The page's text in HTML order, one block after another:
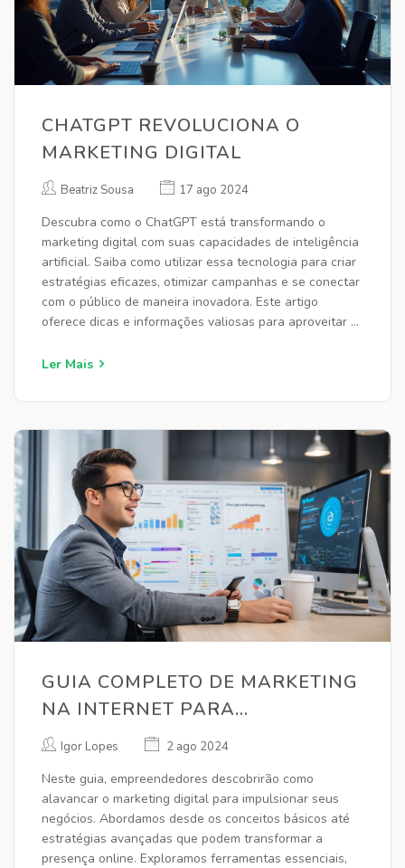
CHATGPT REVOLUCIONA O
MARKETING DIGITAL
Beatriz Sousa 17 ago 2024
Descubra como o ChatGPT está transformando o
marketing digital com suas capacidades de inteligência
artificial. Saiba como utilizar essa tecnologia para criar
estratégias eficazes, otimizar campanhas e se conectar
com o público de maneira inovadora. Este artigo
oferece dicas e informações valiosas para aproveitar o
Ler Mais
GUIA COMPLETO DE MARKETING
NA INTERNET PARA
EMPREENDEDORES
Igor Lopes 2 ago 2024
Neste guia, empreendedores descobrirão como
alavancar o marketing digital para impulsionar seus
negócios. Abordamos desde os conceitos básicos até
estratégias avançadas que podem transformar a
presença online. Exploramos ferramentas essenciais,